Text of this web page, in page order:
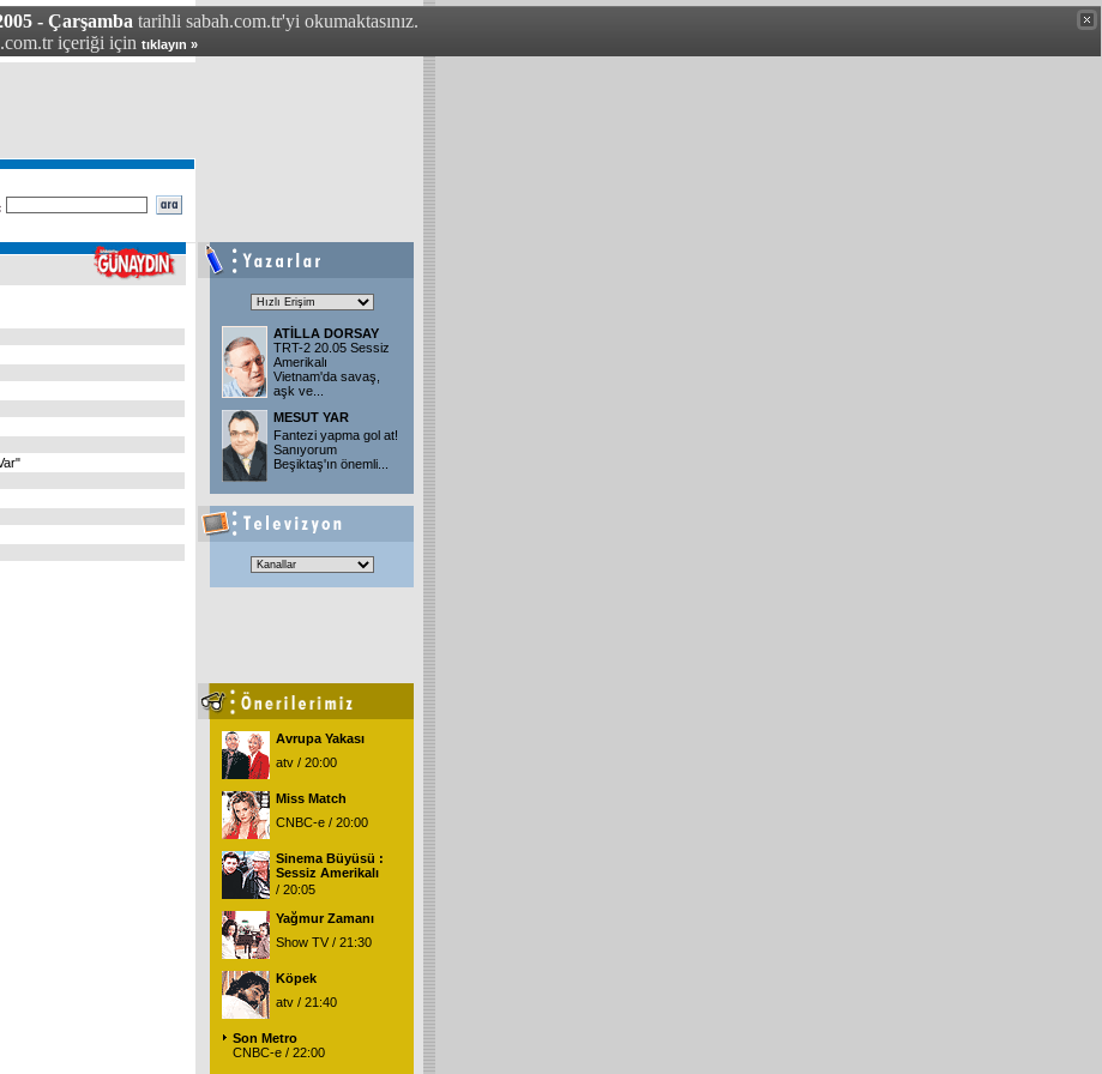
- Çarşamba tarihli sabah.com.tr'yi okumaktasınız.
içeriği için tıklayın »
ATİLLA DORSAY
TRT-2 20.05 Sessiz
Amerikalı
Vietnam'da savaş,
aşk ve
MESUT YAR
Fantezi yapma gol at!
Sanıyorum
Beşiktaş'ın önemli
Avrupa Yakası
atv / 20:00
Miss Match
CNBC-e / 20:00
Sinema Büyüsü :
Sessiz Amerikalı
/ 20:05
Yağmur Zamanı
Show TV / 21:30
Köpek
atv / 21:40
Son Metro
CNBC-e / 22:00